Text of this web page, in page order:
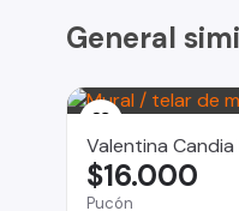
General
Valentina Candia
Pucón
$16.000